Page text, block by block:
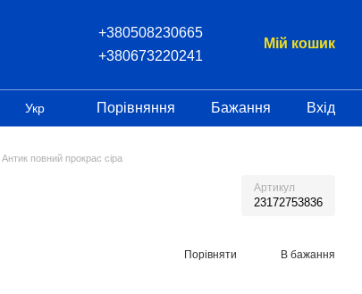
+380508230665
+380673220241
Мій кошик
Укр Порівняння Бажання Вхід
повний прокрас сіра
Артикул
23172753836
Порівняти В бажання